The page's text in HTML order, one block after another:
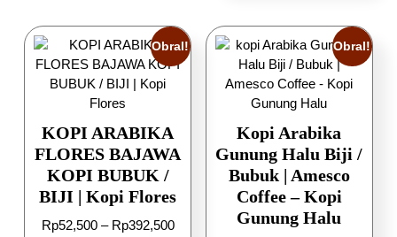
Obral!
KOPI ARABIKA
FLORES BAJAWA
KOPI BUBUK /
BIJI | Kopi Flores
Rp52,500 – Rp392,500
Obral!
Kopi Arabika
Gunung Halu Biji /
Bubuk | Amesco
Coffee – Kopi
Gunung Halu